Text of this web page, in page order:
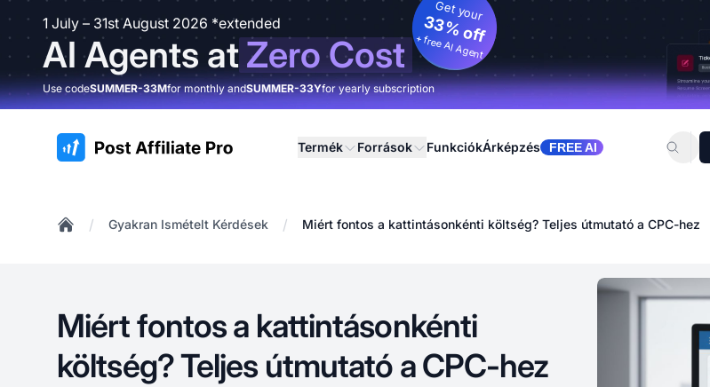
1 July – 31st August 2026 *extended
AI Agents atZero Cost
Get your
33% off
+ free AI Agent
Use codeSUMMER-33Mfor monthly andSUMMER-33Yfor yearly subscription
:site.title Termék Források FunkciókÁrképzés FREE AI
/ Gyakran Ismételt Kérdések / Miért fontos a kattintásonkénti költség? Teljes útmutató a CPC-hez
Miért fontos a kattintásonkénti
költség? Teljes útmutató a CPC-hez